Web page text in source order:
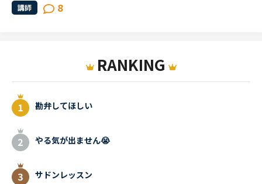
講師 8
RANKING
勘弁してほしい
やる気が出ません😭
サドンレッスン